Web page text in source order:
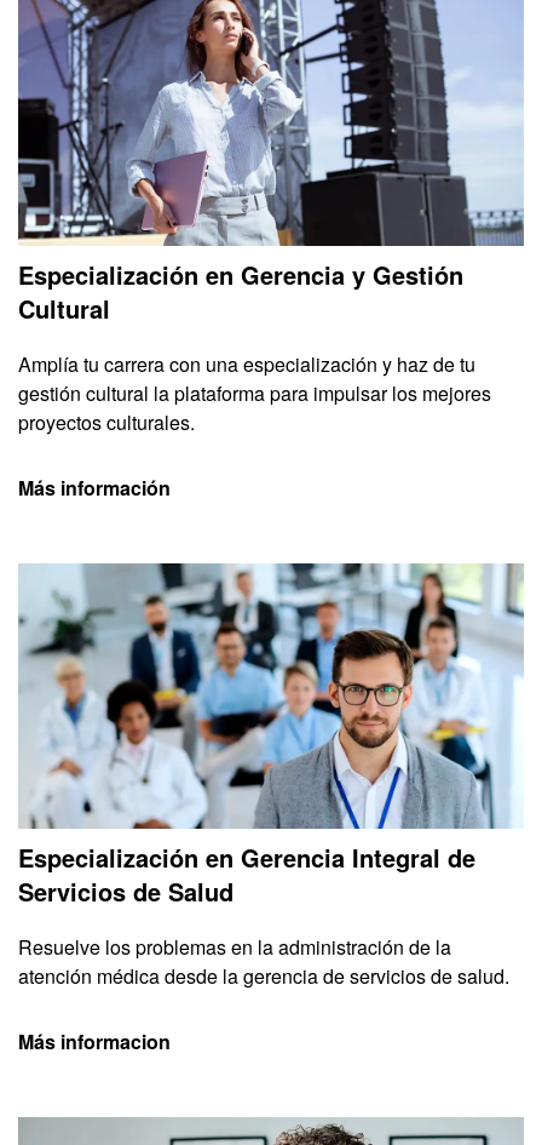
Especialización en Gerencia y Gestión
Cultural
Amplía tu carrera con una especialización y haz de tu
gestión cultural la plataforma para impulsar los mejores
proyectos culturales.
Más información
Especialización en Gerencia Integral de
Servicios de Salud
Resuelve los problemas en la administración de la
atención médica desde la gerencia de servicios de salud.
Más informacion